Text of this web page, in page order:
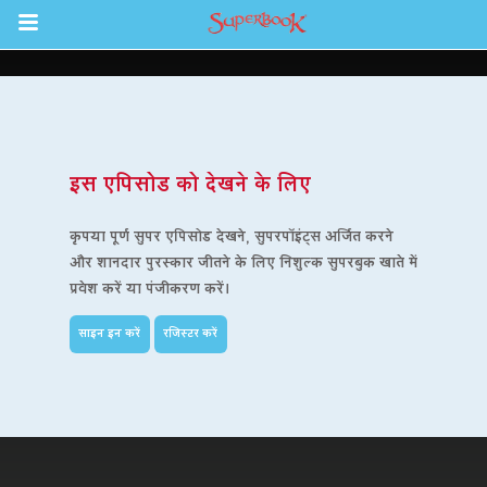
Return to Content
ऐप
इस एपिसोड को देखने के लिए
कृपया पूर्ण सुपर एपिसोड देखने, सुपरपॉइंट्स अर्जित करने
और शानदार पुरस्कार जीतने के लिए निशुल्क सुपरबुक खाते में
प्रवेश करें या पंजीकरण करें।
साइन इन करें रजिस्टर करें